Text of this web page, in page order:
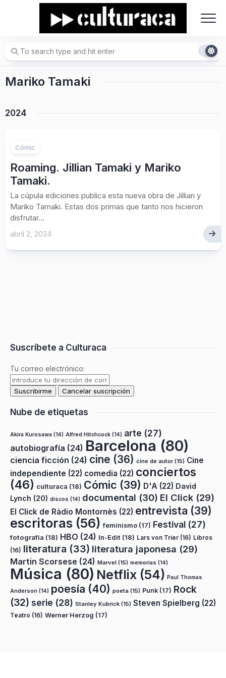
Mariko Tamaki
2024
Cómic
Roaming. Jillian Tamaki y Mariko
Tamaki.
La cúpula ediciones publica esta nueva obra de Jillian y
Mariko Tamaki. Estas dos primas que tanto nos hicieron
disfrutar...
abril 2, 2024
Suscríbete a Culturaca
Tu correo electrónico:
Nube de etiquetas
Akira Kurosawa (14) Alfred Hitchcock (14) arte (27)
autobiografía (24) Barcelona (80)
ciencia ficción (24) cine (36) cine de autor(15) Cine
independiente (22) comedia (22) conciertos
(46) culturaca (18) Cómic (39) D'A (22) David
Lynch (20) discos (14) documental (30) El Click (29)
El Click de Ràdio Montornès (22) entrevista (39)
escritoras (56) feminismo (17) Festival (27)
fotografía (18) HBO (24) In-Edit (18) Lars von Trier (16) Libros
(16) literatura (33) literatura japonesa (29)
Martin Scorsese (24) Marvel (15) memorias (14)
Música (80) Netflix (54) Paul Thomas
Anderson (14) poesía (40) poeta (15) Punk (17) Rock
(32) serie (28) Stanley Kubrick (15) Steven Spielberg (22)
Teatro (16) Werner Herzog (17)